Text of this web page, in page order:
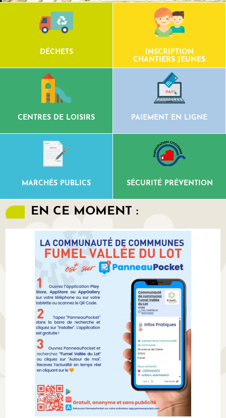
DÉCHETS
INSCRIPTION
CHANTIERS JEUNES
CENTRES DE LOISIRS PAIEMENT EN LIGNE
MARCHÉS PUBLICS SÉCURITÉ PRÉVENTION
EN CE MOMENT :